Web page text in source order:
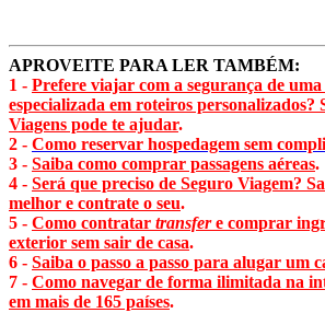
APROVEITE PARA LER TAMBÉM:
1 - Prefere viajar com a segurança de uma
especializada em roteiros personalizados?
Viagens pode te ajudar.
2 - Como reservar hospedagem sem
3 - Saiba como comprar passagens aéreas.
4 - Será que preciso de Seguro Viagem?
melhor e contrate o seu.
5 - Como contratar transfere comprar
exterior sem sair de casa.
6 - Saiba o passo a passo para alugar um
7 - Como navegar de forma ilimitada na
em mais de 165 países.